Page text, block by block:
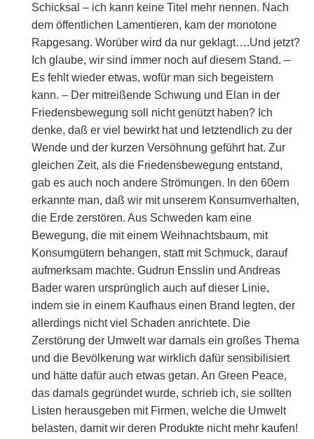
Schicksal – ich kann keine Titel mehr nennen. Nach
dem öffentlichen Lamentieren, kam der monotone
Rapgesang. Worüber wird da nur geklagt….Und jetzt?
Ich glaube, wir sind immer noch auf diesem Stand. –
Es fehlt wieder etwas, wofür man sich begeistern
kann. – Der mitreißende Schwung und Elan in der
Friedensbewegung soll nicht genützt haben? Ich
denke, daß er viel bewirkt hat und letztendlich zu der
Wende und der kurzen Versöhnung geführt hat. Zur
gleichen Zeit, als die Friedensbewegung entstand,
gab es auch noch andere Strömungen. In den 60ern
erkannte man, daß wir mit unserem Konsumverhalten,
die Erde zerstören. Aus Schweden kam eine
Bewegung, die mit einem Weihnachtsbaum, mit
Konsumgütern behangen, statt mit Schmuck, darauf
aufmerksam machte. Gudrun Ensslin und Andreas
Bader waren ursprünglich auch auf dieser Linie,
indem sie in einem Kaufhaus einen Brand legten, der
allerdings nicht viel Schaden anrichtete. Die
Zerstörung der Umwelt war damals ein großes Thema
und die Bevölkerung war wirklich dafür sensibilisiert
und hätte dafür auch etwas getan. An Green Peace,
das damals gegründet wurde, schrieb ich, sie sollten
Listen herausgeben mit Firmen, welche die Umwelt
belasten, damit wir deren Produkte nicht mehr kaufen!